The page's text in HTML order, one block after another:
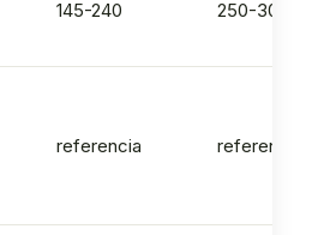
145-240 250-300
referencia referencia